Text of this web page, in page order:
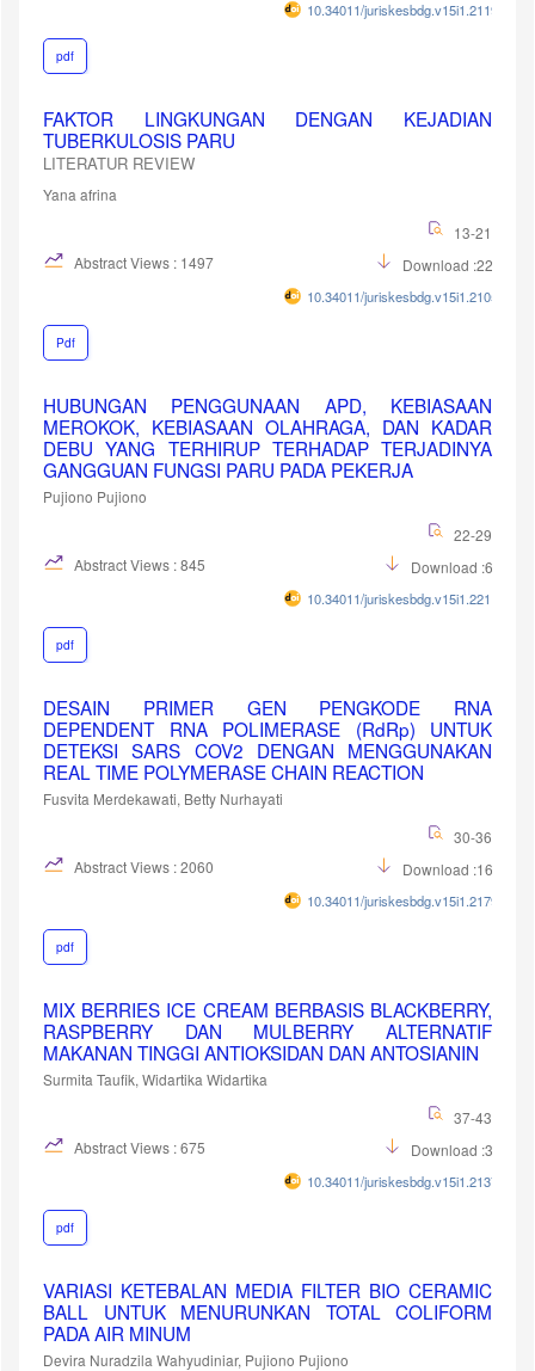
10.34011/juriskesbdg.v15i1.2119
pdf
FAKTOR LINGKUNGAN DENGAN KEJADIAN
TUBERKULOSIS PARU
LITERATUR REVIEW
Yana afrina
13-21
Abstract Views : 1497
Download :2252
10.34011/juriskesbdg.v15i1.2105
Pdf
HUBUNGAN PENGGUNAAN APD, KEBIASAAN
MEROKOK, KEBIASAAN OLAHRAGA, DAN KADAR
DEBU YANG TERHIRUP TERHADAP TERJADINYA
GANGGUAN FUNGSI PARU PADA PEKERJA
Pujiono Pujiono
22-29
Abstract Views : 845
Download :652
10.34011/juriskesbdg.v15i1.2211
pdf
DESAIN PRIMER GEN PENGKODE RNA
DEPENDENT RNA POLIMERASE (RdRp) UNTUK
DETEKSI SARS COV2 DENGAN MENGGUNAKAN
REAL TIME POLYMERASE CHAIN REACTION
Fusvita Merdekawati, Betty Nurhayati
30-36
Abstract Views : 2060
Download :1696
10.34011/juriskesbdg.v15i1.2179
pdf
MIX BERRIES ICE CREAM BERBASIS BLACKBERRY,
RASPBERRY DAN MULBERRY ALTERNATIF
MAKANAN TINGGI ANTIOKSIDAN DAN ANTOSIANIN
Surmita Taufik, Widartika Widartika
37-43
Abstract Views : 675
Download :328
10.34011/juriskesbdg.v15i1.2137
pdf
VARIASI KETEBALAN MEDIA FILTER BIO CERAMIC
BALL UNTUK MENURUNKAN TOTAL COLIFORM
PADA AIR MINUM
Devira Nuradzila Wahyudiniar, Pujiono Pujiono